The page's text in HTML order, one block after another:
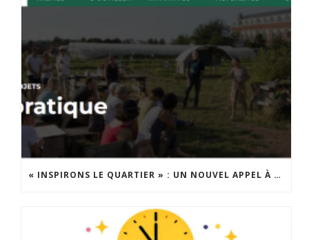
« INSPIRONS LE QUARTIER » : UN NOUVEL APPEL À PROJETS EST LANCÉ !